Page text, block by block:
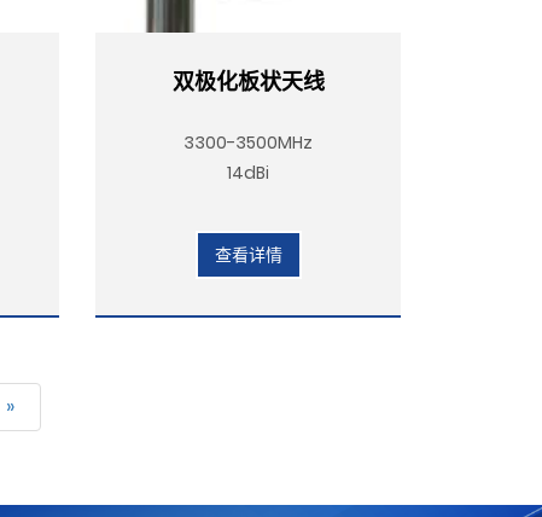
双极化板状天线
3300-3500MHz
14dBi
查看详情
»